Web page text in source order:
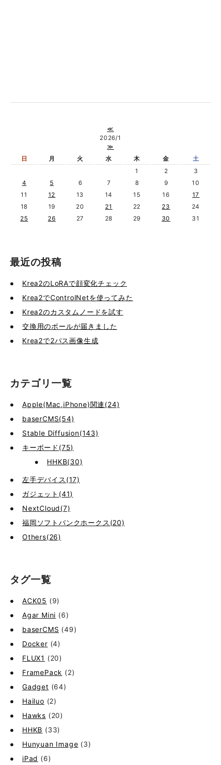
≪
2026/1
≫
日
月 火 水 木 金
土
1
2
3
4
5 6 7 8 9
10
11
12 13 14 15 16
17
18
19 20 21 22 23
24
25
26 27 28 29 30 31
最近の投稿
Krea2のLoRAで顔変化チェック
Krea2でControlNetを使ってみた
Krea2のカスタムノードを試す
交換用のボールが届きました
Krea2で2パス画像生成
カテゴリ一覧
Apple(Mac,iPhone)関連(24)
baserCMS(54)
Stable Diffusion(143)
キーボード(75)
HHKB(30)
左手デバイス(17)
ガジェット(41)
NextCloud(7)
福岡ソフトバンクホークス(20)
Others(26)
タグ一覧
ACK05 (9)
Agar Mini (6)
baserCMS (49)
Docker (4)
FLUX1 (20)
FramePack (2)
Gadget (64)
Hailuo (2)
Hawks (20)
HHKB (33)
Hunyuan Image (3)
iPad (6)